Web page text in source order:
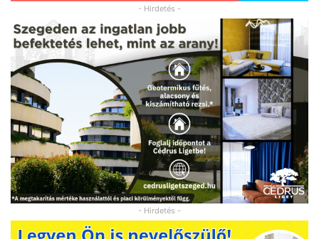
- Hirdetés -
- Hirdetés -